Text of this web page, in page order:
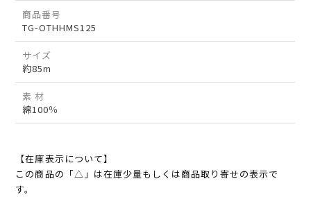
商品番号
TG-OTHHMS125
サイズ
約85m
素 材
綿100％
【在庫表示について】
この商品の「△」は在庫少量もしくは商品取り寄せの表示で
す。